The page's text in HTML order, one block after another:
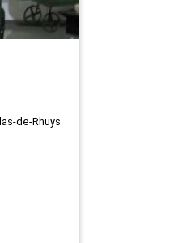
de-Rhuys